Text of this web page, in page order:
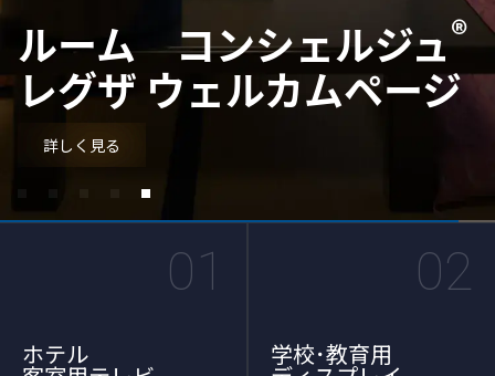
01
ホテル
02
学校･教育用
情報を伝える、デジタルサ
イネージ
詳しく見る
電子黒板 「レグザキャン
バス」
詳しく見る
ビジネスのシーンでもレグ
ザ
詳しく見る
ルーム コンシェルジュ®
レグザ ウェルカムページ
詳しく見る
ホテル客室用テレビ
学校･教育用ディスプレイ
会議用ディスプレイ
情報案内・サイネージ